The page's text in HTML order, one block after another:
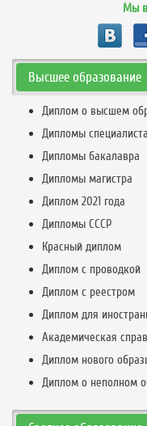
Мы в
Высшее образование
Диплом о высшем
Дипломы специалиста
Дипломы бакалавра
Дипломы магистра
Диплом 2021 года
Дипломы СССР
Красный диплом
Диплом с проводкой
Диплом с реестром
Диплом для
Академическая
Диплом нового
Диплом о неполном